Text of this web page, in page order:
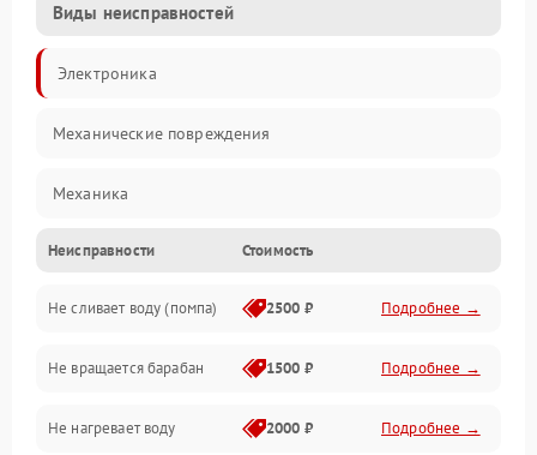
Виды неисправностей
Электроника
Механические повреждения
Механика
Электропитание
Водоснабжение
Слив
Программное обеспечение
Неисправности Стоимость
Не сливает воду (помпа) 2500 ₽ Подробнее →
Не вращается барабан 1500 ₽ Подробнее →
Не нагревает воду 2000 ₽ Подробнее →